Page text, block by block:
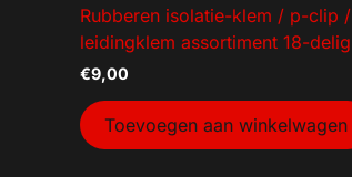
Rubberen isolatie-klem / p-clip /
leidingklem assortiment 18-delig
€9,00
Toevoegen aan winkelwagen